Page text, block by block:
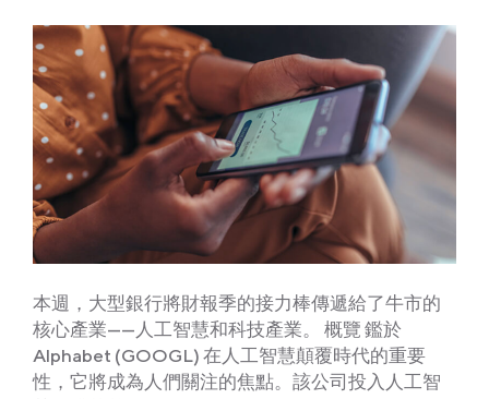
本週，大型銀行將財報季的接力棒傳遞給了牛市的
核心產業——人工智慧和科技產業。 概覽 鑑於
Alphabet (GOOGL) 在人工智慧顛覆時代的重要
性，它將成為人們關注的焦點。該公司投入人工智